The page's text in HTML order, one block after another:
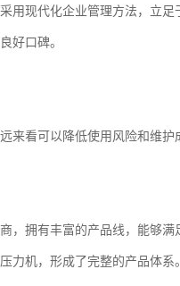
用现代化企业管理方法，立
好口碑。
来看可以降低使用风险和维护
，拥有丰富的产品线，能够
力机，形成了完整的产品体系